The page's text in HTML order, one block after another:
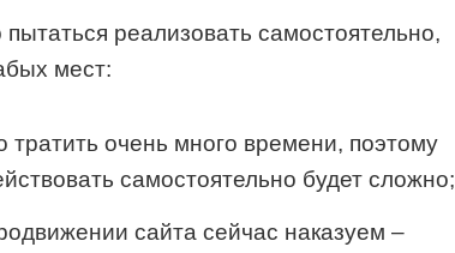
реализовать самостоятельно,
мест:
тратить очень много времени, поэтому
самостоятельно будет сложно;
сайта сейчас наказуем –